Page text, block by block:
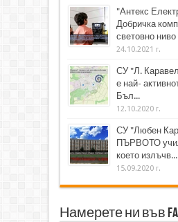
"Антекс
Добричка
световно ниво
24.10.2021 г.
СУ "Л.
е най-
Бъл...
12.10.2020 г.
СУ "Любен
ПЪРВОТО
което излъчв...
15.09.2020 г.
Намерете ни във